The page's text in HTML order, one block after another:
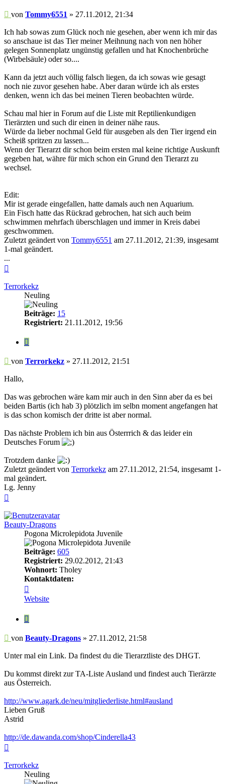
Beitrag
von Tommy6551 » 27.11.2012, 21:34
Ich hab sowas zum Glück noch nie gesehen, aber wenn ich mir das
so anschaue ist das Tier meiner Meihnung nach von nen höher
gelegen Sonnenplatz ungünstig gefallen und hat Knochenbrüche
(Wirbelsäule) oder so....
Kann da jetzt auch völlig falsch liegen, da ich sowas wie gesagt
noch nie zuvor gesehen habe. Aber daran würde ich als erstes
denken, wenn ich das bei meinen Tieren beobachten würde.
Schau mal hier in Forum auf die Liste mit Reptilienkundigen
Tierärzten und such dir einen in deiner nähe raus.
Würde da lieber nochmal Geld für ausgeben als den Tier irgend ein
Scheiß spritzen zu lassen...
Wenn der Tierarzt dir schon beim ersten mal keine richtige Auskunft
gegeben hat, währe für mich schon ein Grund den Tierarzt zu
wechsel.
Edit:
Mir ist gerade eingefallen, hatte damals auch nen Aquarium.
Ein Fisch hatte das Rückrad gebrochen, hat sich auch beim
schwimmen mehrfach überschlagen und immer in Kreis dabei
geschwommen.
Zuletzt geändert von Tommy6551 am 27.11.2012, 21:39, insgesamt
1-mal geändert.
...
Terrorkekz
Neuling
Beiträge: 15
Registriert: 21.11.2012, 19:56
Zitieren
Beitrag
von Terrorkekz » 27.11.2012, 21:51
Hallo,
Das was gebrochen wäre kam mir auch in den Sinn aber da es bei
beiden Bartis (ich hab 3) plötzlich im selbn moment angefangen hat
is das schon komisch der dritte ist aber normal.
Das nächste Problem ich bin aus Österrrich & das leider ein
Deutsches Forum
Trotzdem danke
Zuletzt geändert von Terrorkekz am 27.11.2012, 21:54, insgesamt 1-
mal geändert.
Lg. Jenny
Beauty-Dragons
Pogona Microlepidota Juvenile
Beiträge: 605
Registriert: 29.02.2012, 21:43
Wohnort: Tholey
Kontaktdaten:
von
Beauty-
Dragons
Website
Zitieren
Beitrag
von Beauty-Dragons » 27.11.2012, 21:58
Unter mal ein Link. Da findest du die Tierarztliste des DHGT.
Du kommst direkt zur TA-Liste Ausland und findest auch Tierärzte
aus Österreich.
http://www.agark.de/neu/mitgliederliste.html#ausland
Lieben Gruß
Astrid
http://de.dawanda.com/shop/Cinderella43
Terrorkekz
Neuling